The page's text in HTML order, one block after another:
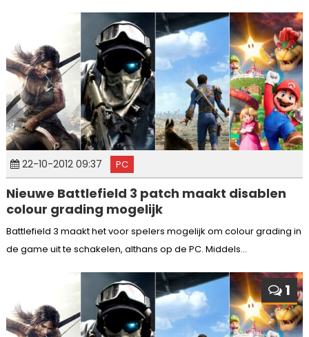
22-10-2012 09:37 PC
Nieuwe Battlefield 3 patch maakt disablen
colour grading mogelijk
Battlefield 3 maakt het voor spelers mogelijk om colour grading in
de game uit te schakelen, althans op de PC. Middels...
1